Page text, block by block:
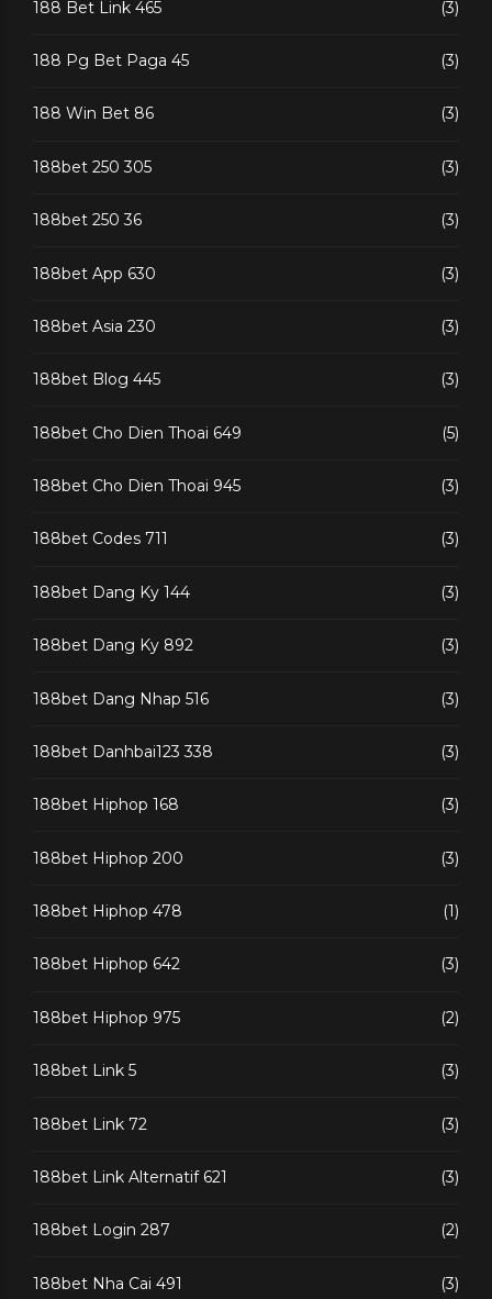
188 Bet Link 465 (3)
188 Pg Bet Paga 45 (3)
188 Win Bet 86 (3)
188bet 250 305 (3)
188bet 250 36 (3)
188bet App 630 (3)
188bet Asia 230 (3)
188bet Blog 445 (3)
188bet Cho Dien Thoai 649 (5)
188bet Cho Dien Thoai 945 (3)
188bet Codes 711 (3)
188bet Dang Ky 144 (3)
188bet Dang Ky 892 (3)
188bet Dang Nhap 516 (3)
188bet Danhbai123 338 (3)
188bet Hiphop 168 (3)
188bet Hiphop 200 (3)
188bet Hiphop 478 (1)
188bet Hiphop 642 (3)
188bet Hiphop 975 (2)
188bet Link 5 (3)
188bet Link 72 (3)
188bet Link Alternatif 621 (3)
188bet Login 287 (2)
188bet Nha Cai 491 (3)